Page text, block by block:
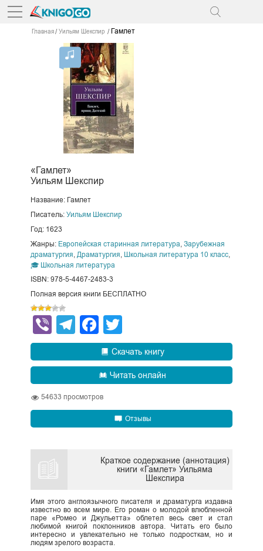
Главная Уильям Шекспир Гамлет
«Гамлет»
Уильям Шекспир
Название: Гамлет
Писатель: Уильям Шекспир
Год: 1623
Жанры: Европейская старинная литература Зарубежная
драматургия Драматургия Школьная литература 10 класс,
🎓 Школьная литература
ISBN: 978-5-4467-2483-3
Полная версия книги БЕСПЛАТНО
ViberTelegram
Facebook
Скачать книгу
Читать онлайн
54633 просмотров
Отзывы
Краткое содержание (аннотация)
книги «Гамлет» Уильяма
Шекспира
Имя этого англоязычного писателя и драматурга издавна
известно во всем мире. Его роман о молодой влюбленной
паре «Ромео и Джульетта» облетел весь свет и стал
любимой книгой поклонников автора. Читать его было
интересно и увлекательно не только подросткам, но и
людям зрелого возраста.